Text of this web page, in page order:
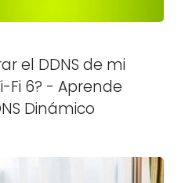
el DDNS de mi
Fi 6? - Aprende
Dinámico